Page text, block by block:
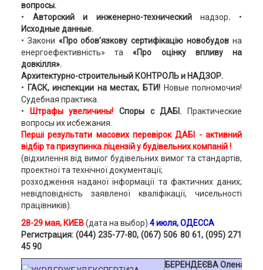
вопросы.
• Авторский и инженерно-техническийнадзор. •
Исходные данные.
• Закони «Про обов’язкову сертифікацію новобудовна
енергоефективність» та«Про оцінку впливу на
довкілля».
Архитектурно-строительный КОНТРОЛЬ и НАДЗОР.
• ГАСК, инспекции на местах, БТИ! Новые полномочия!
Судебная практика.
•
Штрафы увеличины! Споры с ДАБІ.
Практические
вопросы их исбежания.
Перші результати масових перевірок ДАБІ - активний
відбір та призупинка ліцензій у будівельних компаній !
(відхилення від вимог будівельних вимог та стандартів,
проектної та технічної документації;
розходження наданої інформації та фактичних даних;
невідповідність заявленої кваліфікації, чисельності
працівників).
28-29 мая, КИЕВ(дата на выбор) 4 июля, ОДЕССА
Регистрация: (044) 235-77-80, (067) 506 80 61, (095) 271
45 90
БЕРЕНДЕЄВА Олена